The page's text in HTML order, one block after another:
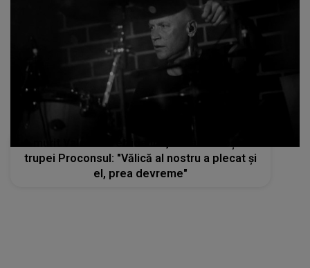
trupei Proconsul: "Vălică al nostru a plecat și
el, prea devreme"